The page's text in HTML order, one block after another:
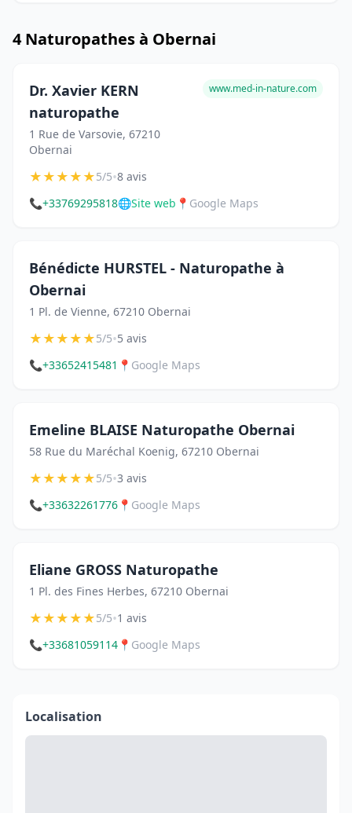
4 Naturopathes à Obernai
Dr. Xavier KERN
naturopathe
1 Rue de Varsovie, 67210
Obernai
www.med-in-nature.com
★★★★★5/5•8 avis
📞+33769295818🌐Site web 📍 Google Maps
Bénédicte HURSTEL - Naturopathe à
Obernai
1 Pl. de Vienne, 67210 Obernai
★★★★★5/5•5 avis
📞+33652415481 📍 Google Maps
Emeline BLAISE Naturopathe Obernai
58 Rue du Maréchal Koenig, 67210 Obernai
★★★★★5/5•3 avis
📞+33632261776 📍 Google Maps
Eliane GROSS Naturopathe
1 Pl. des Fines Herbes, 67210 Obernai
★★★★★5/5•1 avis
📞+33681059114 📍 Google Maps
Localisation